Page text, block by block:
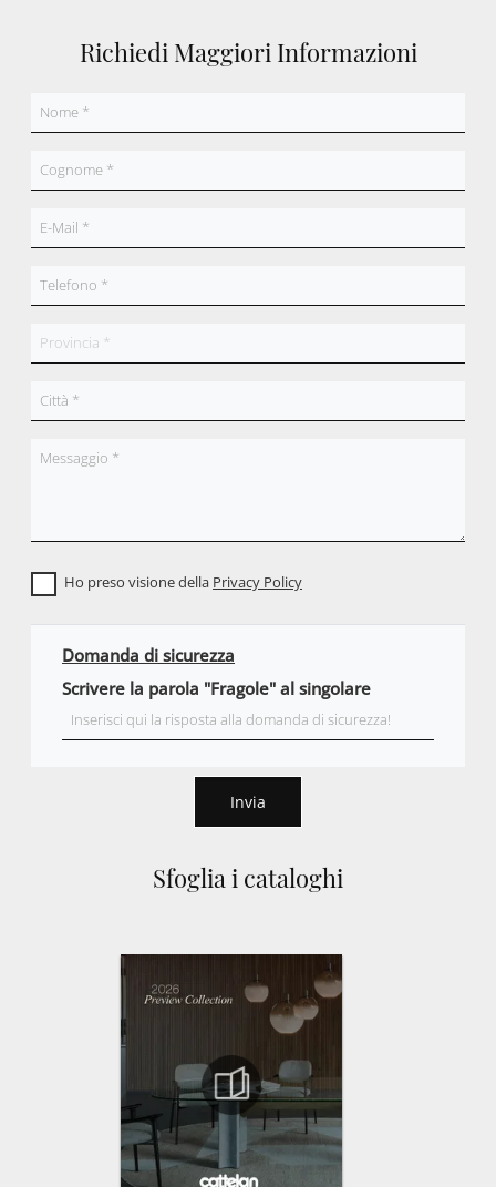
Sfoglia i cataloghi
Richiedi Maggiori Informazioni
Ho preso visione della Privacy Policy
Domanda di sicurezza
Scrivere la parola "Fragole" al singolare
Invia